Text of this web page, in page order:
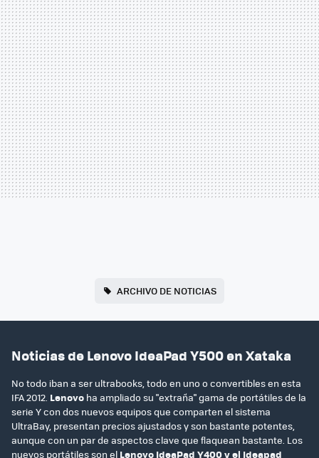
ARCHIVO DE NOTICIAS
Noticias de Lenovo IdeaPad Y500 en Xataka
No todo iban a ser ultrabooks, todo en uno o convertibles en esta
IFA 2012. Lenovo ha ampliado su "extraña" gama de portátiles de la
serie Y con dos nuevos equipos que comparten el sistema
UltraBay, presentan precios ajustados y son bastante potentes,
aunque con un par de aspectos clave que flaquean bastante. Los
nuevos portátiles son el Lenovo IdeaPad Y400 y el Ideapad